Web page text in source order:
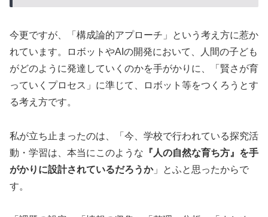
今更ですが、「構成論的アプローチ」という考え方に惹か
れています。ロボットやAIの開発において、人間の子ども
がどのように発達していくのかを手がかりに、「賢さが育
っていくプロセス」に準じて、ロボット等をつくろうとす
る考え方です。
私が立ち止まったのは、「今、学校で行われている探究活
動・学習は、本当にこのような 『人の自然な育ち方』を手
がかりに設計されているだろうか」とふと思ったからで
す。